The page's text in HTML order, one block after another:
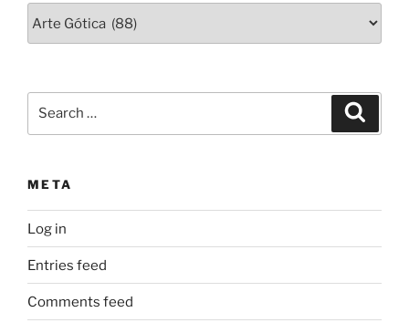
META
Log in
Entries feed
Comments feed